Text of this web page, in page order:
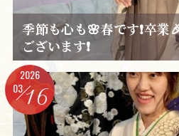
季節も心も🌸春です❗卒業
ございます❗
2026
0316